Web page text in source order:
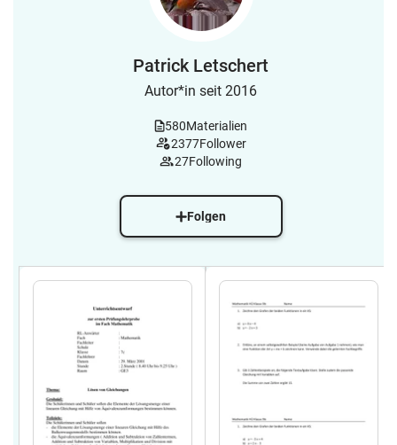
Patrick Letschert
Autor*in seit 2016
580Materialien
2377Follower
27Following
Folgen